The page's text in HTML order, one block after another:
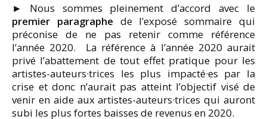
► Nous sommes pleinement d’accord avec le
premier paragraphe de l’exposé sommaire qui
préconise de ne pas retenir comme référence
l’année 2020. La référence à l’année 2020 aurait
privé l’abattement de tout effet pratique pour les
artistes-auteurs·trices les plus impacté·es par la
crise et donc n’aurait pas atteint l’objectif visé de
venir en aide aux artistes-auteurs·trices qui auront
subi les plus fortes baisses de revenus en 2020.